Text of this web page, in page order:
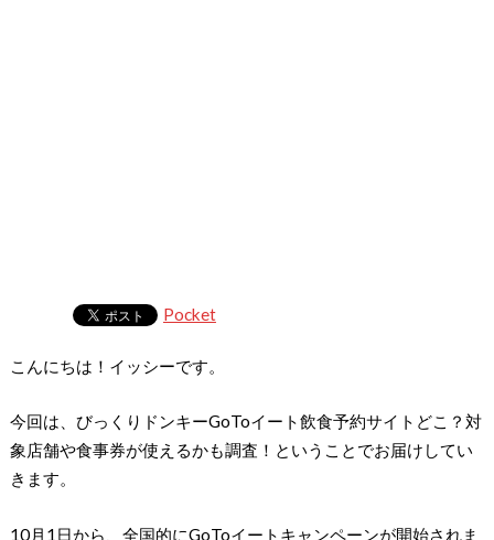
Pocket
こんにちは！イッシーです。
今回は、びっくりドンキーGoToイート飲食予約サイトどこ？対
象店舗や食事券が使えるかも調査！ということでお届けしてい
きます。
10月1日から、全国的にGoToイートキャンペーンが開始されま